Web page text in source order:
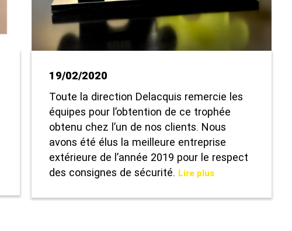
19/02/2020
Toute la direction Delacquis remercie les
équipes pour l’obtention de ce trophée
obtenu chez l’un de nos clients. Nous
avons été élus la meilleure entreprise
extérieure de l’année 2019 pour le respect
des consignes de sécurité. Lire plus